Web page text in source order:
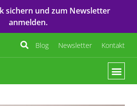
sichern und zum Newsletter
anmelden.
Blog Newsletter Kontakt